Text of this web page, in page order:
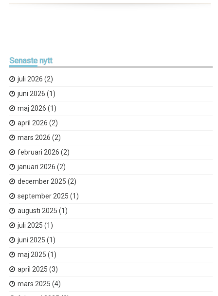
Senastenytt
juli 2026 (2)
juni 2026 (1)
maj 2026 (1)
april 2026 (2)
mars 2026 (2)
februari 2026 (2)
januari 2026 (2)
december 2025 (2)
september 2025 (1)
augusti 2025 (1)
juli 2025 (1)
juni 2025 (1)
maj 2025 (1)
april 2025 (3)
mars 2025 (4)